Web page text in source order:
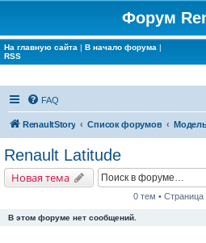
Форум
На главную сайта | В начало форума |
RSS
FAQ
RenaultStory Список форумов
Renault Latitude
Новая тема
0 тем • Страница
В этом форуме нет сообщений.